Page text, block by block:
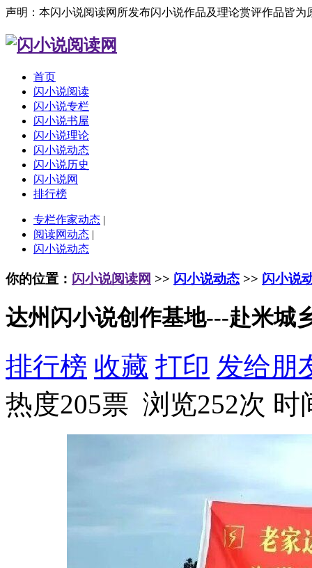
声明：本闪小说阅读网所发布闪小说作品及理论赏评作品皆
首页
闪小说阅读
闪小说专栏
闪小说书屋
闪小说理论
闪小说动态
闪小说历史
闪小说网
排行榜
专栏作家动态 |
阅读网动态 |
闪小说动态
你的位置： 闪小说阅读网 >> 闪小说动态 >> 闪小说
达州闪小说创作基地---赴米城
排行榜 收藏 打印 发给朋
热度205票 浏览252次 时